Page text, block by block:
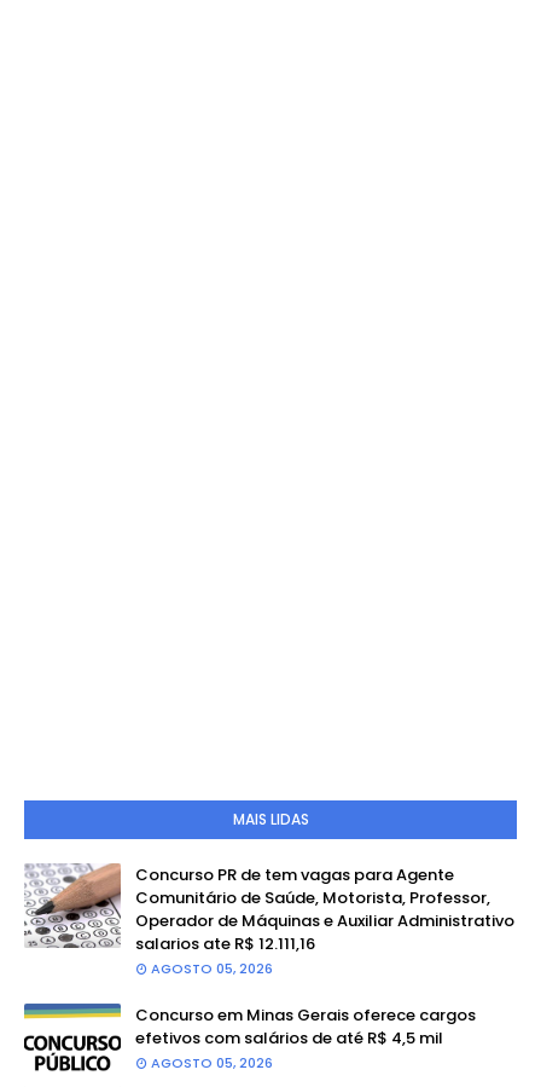
MAIS LIDAS
Concurso PR de tem vagas para Agente
Comunitário de Saúde, Motorista, Professor,
Operador de Máquinas e Auxiliar Administrativo
salarios ate R$ 12.111,16
AGOSTO 05, 2026
Concurso em Minas Gerais oferece cargos
efetivos com salários de até R$ 4,5 mil
AGOSTO 05, 2026